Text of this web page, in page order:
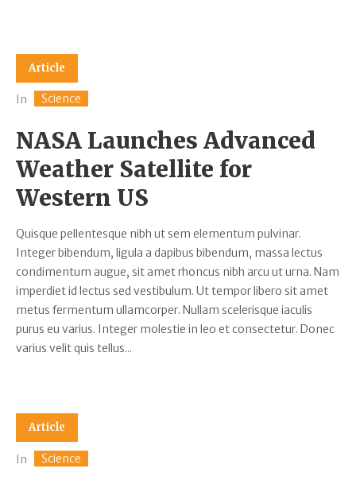
Article
In Science
NASA Launches Advanced
Weather Satellite for
Western US
Quisque pellentesque nibh ut sem elementum pulvinar.
Integer bibendum, ligula a dapibus bibendum, massa lectus
condimentum augue, sit amet rhoncus nibh arcu ut urna. Nam
imperdiet id lectus sed vestibulum. Ut tempor libero sit amet
metus fermentum ullamcorper. Nullam scelerisque iaculis
purus eu varius. Integer molestie in leo et consectetur. Donec
varius velit quis tellus...
Article
In Science